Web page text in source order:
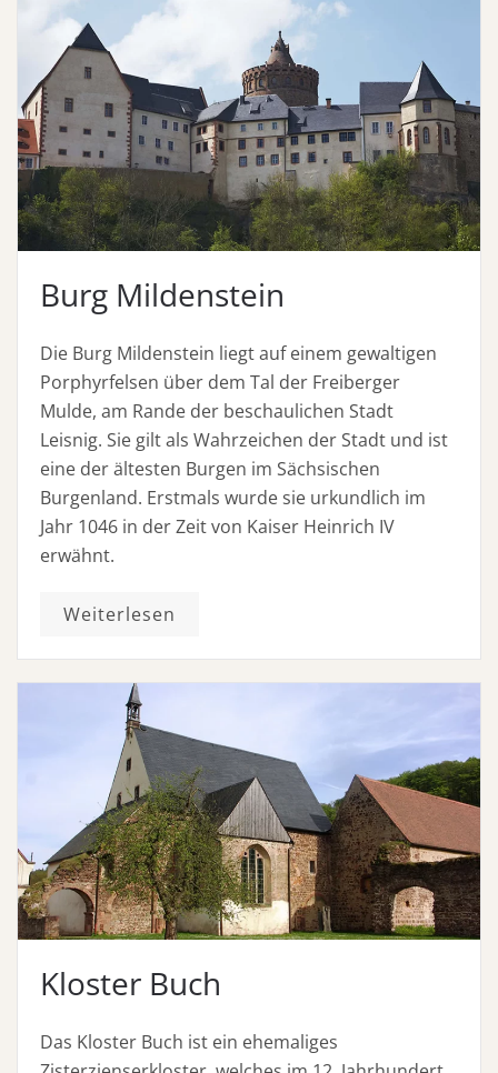
Burg Mildenstein
Die Burg Mildenstein liegt auf einem gewaltigen
Porphyrfelsen über dem Tal der Freiberger
Mulde, am Rande der beschaulichen Stadt
Leisnig. Sie gilt als Wahrzeichen der Stadt und ist
eine der ältesten Burgen im Sächsischen
Burgenland. Erstmals wurde sie urkundlich im
Jahr 1046 in der Zeit von Kaiser Heinrich IV
erwähnt.
Weiterlesen
Kloster Buch
Das Kloster Buch ist ein ehemaliges